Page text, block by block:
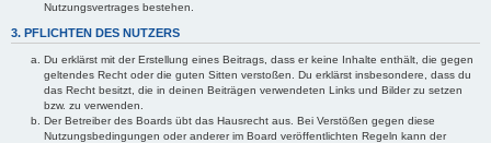
Nutzungsvertrages bestehen.
3. PFLICHTEN DES NUTZERS
Du erklärst mit der Erstellung eines Beitrags, dass er keine Inhalte enthält, die gegen
geltendes Recht oder die guten Sitten verstoßen. Du erklärst insbesondere, dass du
das Recht besitzt, die in deinen Beiträgen verwendeten Links und Bilder zu setzen
bzw. zu verwenden.
Der Betreiber des Boards übt das Hausrecht aus. Bei Verstößen gegen diese
Nutzungsbedingungen oder anderer im Board veröffentlichten Regeln kann der